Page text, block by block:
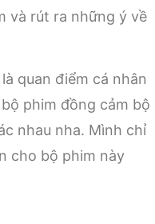
và rút ra những ý về
quan điểm cá nhân
phim đồng cảm bộ
nhau nha. Mình chỉ
cho bộ phim này